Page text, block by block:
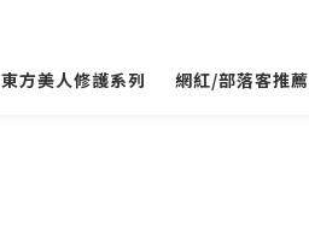
東方美人修護系列 網紅/部落客推薦